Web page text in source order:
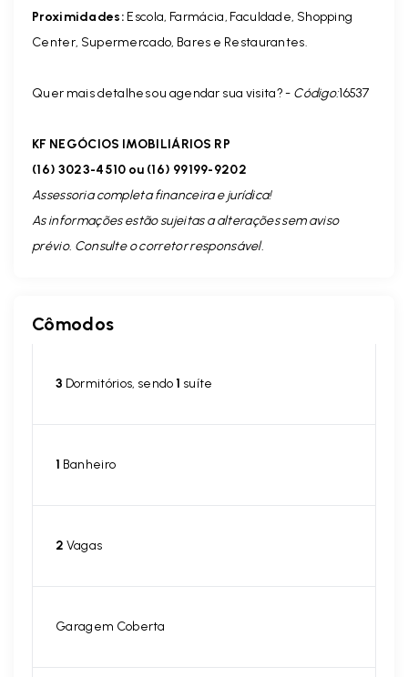
Proximidades: Escola, Farmácia, Faculdade, Shopping
Center, Supermercado, Bares e Restaurantes.
Quer mais detalhes ou agendar sua visita? - Código:16537
KF NEGÓCIOS IMOBILIÁRIOS RP
(16) 3023-4510 ou (16) 99199-9202
Assessoria completa financeira e jurídica!
As informações estão sujeitas a alterações sem aviso
prévio. Consulte o corretor responsável.
Cômodos
3 Dormitórios, sendo1 suíte
1 Banheiro
2 Vagas
Garagem Coberta